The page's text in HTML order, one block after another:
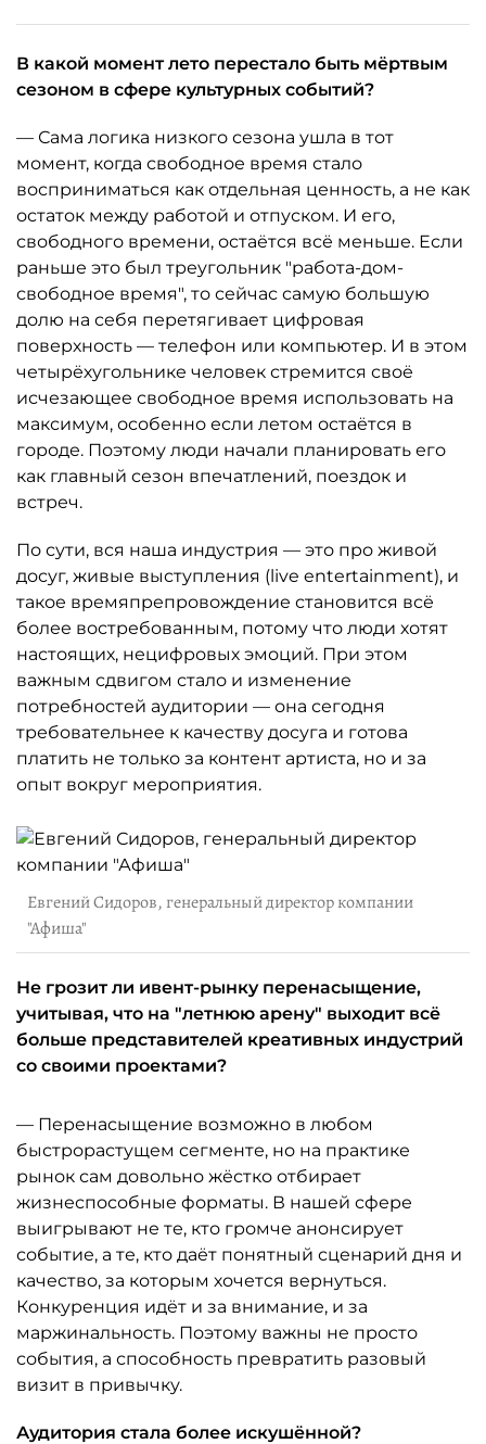
В какой момент лето перестало быть мёртвым
сезоном в сфере культурных событий?
— Сама логика низкого сезона ушла в тот
момент, когда свободное время стало
восприниматься как отдельная ценность, а не как
остаток между работой и отпуском. И его,
свободного времени, остаётся всё меньше. Если
раньше это был треугольник "работа-дом-
свободное время", то сейчас самую большую
долю на себя перетягивает цифровая
поверхность — телефон или компьютер. И в этом
четырёхугольнике человек стремится своё
исчезающее свободное время использовать на
максимум, особенно если летом остаётся в
городе. Поэтому люди начали планировать его
как главный сезон впечатлений, поездок и
встреч.
По сути, вся наша индустрия — это про живой
досуг, живые выступления (live entertainment), и
такое времяпрепровождение становится всё
более востребованным, потому что люди хотят
настоящих, нецифровых эмоций. При этом
важным сдвигом стало и изменение
потребностей аудитории — она сегодня
требовательнее к качеству досуга и готова
платить не только за контент артиста, но и за
опыт вокруг мероприятия.
Евгений Сидоров, генеральный директор компании
"Афиша"
Не грозит ли ивент-рынку перенасыщение,
учитывая, что на "летнюю арену" выходит всё
больше представителей креативных индустрий
со своими проектами?
— Перенасыщение возможно в любом
быстрорастущем сегменте, но на практике
рынок сам довольно жёстко отбирает
жизнеспособные форматы. В нашей сфере
выигрывают не те, кто громче анонсирует
событие, а те, кто даёт понятный сценарий дня и
качество, за которым хочется вернуться.
Конкуренция идёт и за внимание, и за
маржинальность. Поэтому важны не просто
события, а способность превратить разовый
визит в привычку.
Аудитория стала более искушённой?